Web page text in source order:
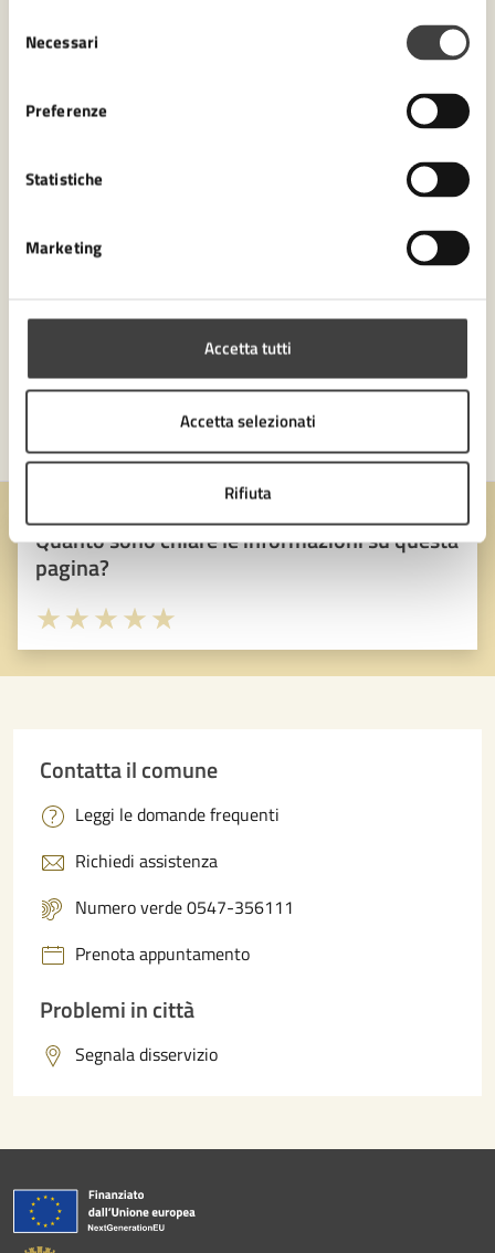
delNecessari
Preferenze
Statistiche
Marketing
Accetta tutti
Accetta selezionati
Rifiuta
Come pagare un'ordinanza ingiunzione
Quanto sono chiare le informazioni su questa
pagina?
Valuta 5 stelle su 5
Valuta 4 stelle su 5
Valuta 3 stelle su 5
Valuta 2 stelle su 5
Valuta 1 stelle su 5
Contatta il comune
Leggi le domande frequenti
Richiedi assistenza
Numero verde 0547-356111
Prenota appuntamento
Problemi in città
Segnala disservizio